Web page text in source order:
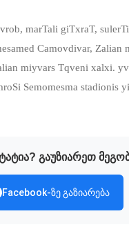
marTali giTxraT,
Camovdivar, Zalian
miyvars Tqveni xalxi.
Semomesma stadionis
გაუზიარეთ
Facebook-ზე გაზიარება